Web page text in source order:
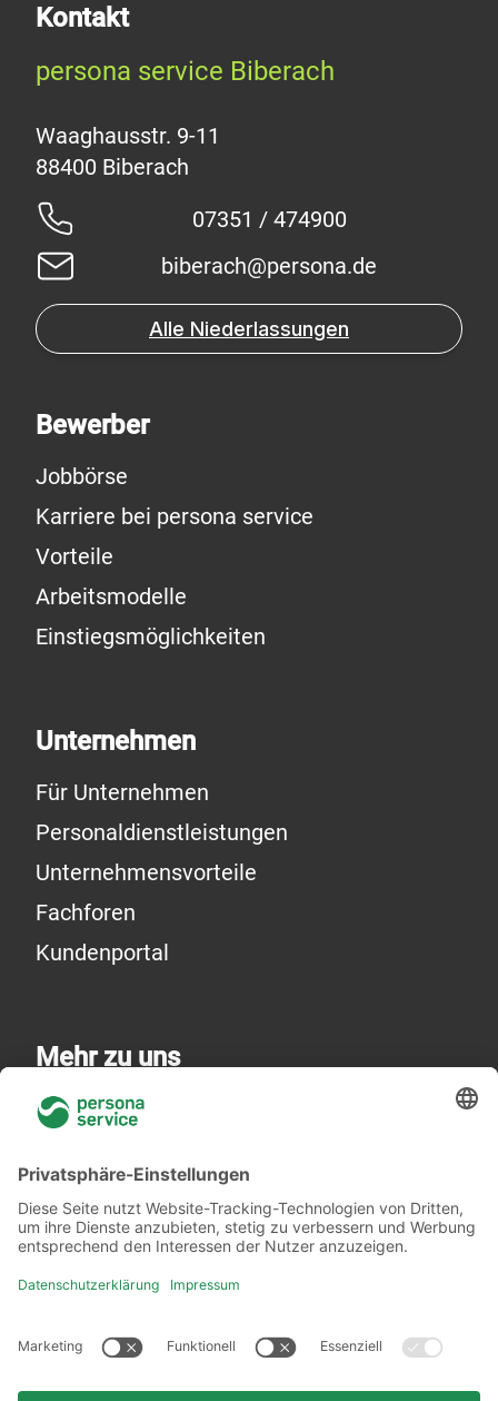
Kontakt
persona service Biberach
Waaghausstr. 9-11
07351 / 474900
biberach@persona.de
Alle Niederlassungen
Bewerber
Jobbörse
Karriere bei persona service
Vorteile
Arbeitsmodelle
Einstiegsmöglichkeiten
Unternehmen
Für Unternehmen
Personaldienstleistungen
Unternehmensvorteile
Fachforen
Kundenportal
Mehr zu uns
Über uns
Akademie
Rechtliches
Datenschutzerklärung